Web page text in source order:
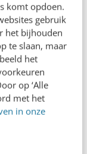
komt opdoen.
gebruik
het bijhouden
te slaan, maar
het
op ‘Alle
met het
in onze
van het
met